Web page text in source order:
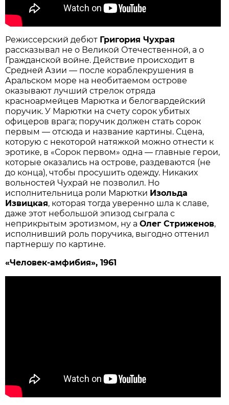
Режиссерский дебют Григория Чухрая
рассказывал не о Великой Отечественной, а о
Гражданской войне. Действие происходит в
Средней Азии — после кораблекрушения в
Аральском море на необитаемом острове
оказывают лучший стрелок отряда
красноармейцев Марютка и белогвардейский
поручик. У Марютки на счету сорок убитых
офицеров врага; поручик должен стать сорок
первым — отсюда и название картины. Сцена,
которую с некоторой натяжкой можно отнести к
эротике, в «Сорок первом» одна — главные герои,
которые оказались на острове, раздеваются (не
до конца), чтобы просушить одежду. Никаких
вольностей Чухрай не позволил. Но
исполнительница роли Марютки Изольда
Извицкая, которая тогда уверенно шла к славе,
даже этот небольшой эпизод сыграла с
неприкрытым эротизмом, ну аОлег Стриженов,
исполнивший роль поручика, выгодно оттенил
партнершу по картине.
«Человек-амфибия», 1961